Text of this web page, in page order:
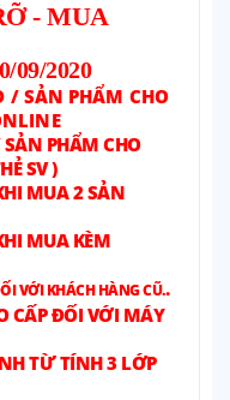
Ỡ- MUA
09/2020
SẢN PHẨM CHO
PHẨM CHO
SV )
MUA 2 SẢN
MUA KÈM
VỚI KHÁCH HÀNG CŨ..
CẤP ĐỐI VỚI MÁY
TỪ TÍNH 3 LỚP